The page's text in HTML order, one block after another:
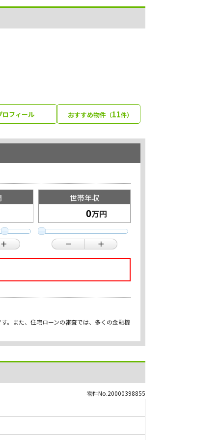
ロフィール おすすめ物件 （11件）
世帯年収
万円
。また、住宅ローンの審査では、多くの金融機
物件No.20000398855